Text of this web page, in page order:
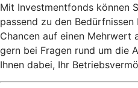
Mit Investmentfonds können
passend zu den
Chancen auf einen Mehrwert
gern bei Fragen rund um die
Ihnen dabei, Ihr